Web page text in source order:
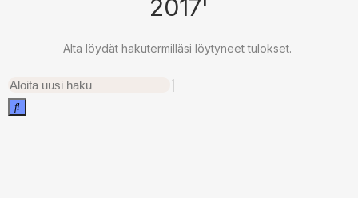
2017'
Alta löydät hakutermilläsi löytyneet tulokset.